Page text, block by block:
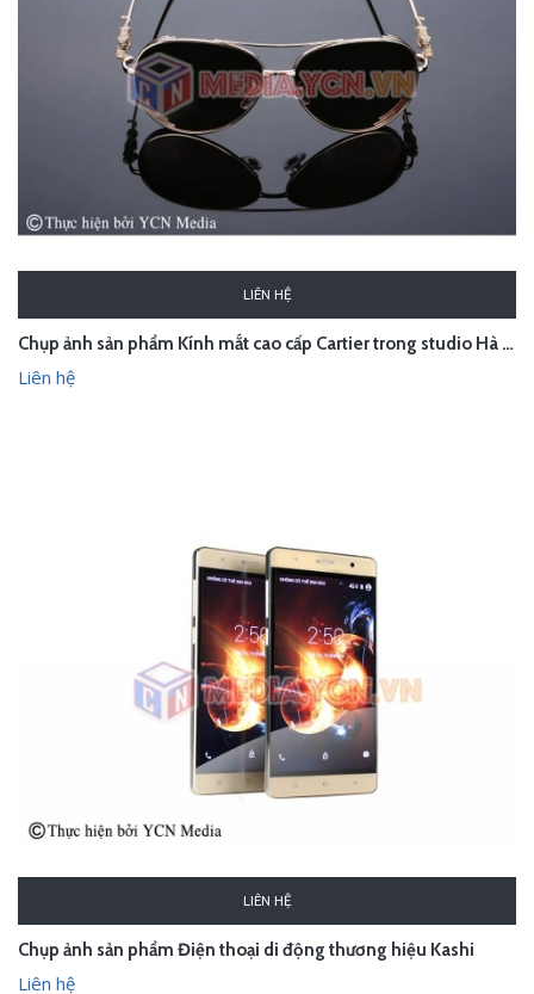
LIÊN HỆ
Chụp ảnh sản phẩm Kính mắt cao cấp Cartier trong studio Hà Nội
Liên hệ
LIÊN HỆ
Chụp ảnh sản phẩm Điện thoại di động thương hiệu Kashi
Liên hệ